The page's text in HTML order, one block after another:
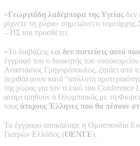
«Γεωργιάδη λαδέμπορα της Υγείας δεν
ρίχνετε τη χώρα» σημειώνει ο
– ΠΣ και προσθέτει:
«Το διαβάζεις και δεν πιστεύεις αυτό
έγγραφό του ο διοικητής του
Αναστάσιος Γρηγορόπουλος, ζητάει από
περιθάλψουν κατά “απόλυτη
της χώρας για τον τελικό του Conference
αναμετρηθούν ο Ολυμπιακός με τη
τους άτυχους Έλληνες που θα πέσουν
Το έγγραφο αποκάλυψε η Ομοσπονδία
Γιατρών Ελλάδος (ΟΕΝΓΕ).